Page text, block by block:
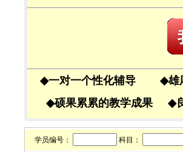
◆一对一个性化辅导 ◆
◆硕果累累的教学成果 ◆
学员编号： 科目：